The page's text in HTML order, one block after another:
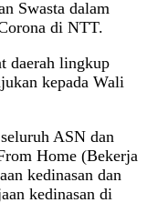
Swasta dalam
di NTT.
daerah lingkup
kepada Wali
ASN dan
Home (Bekerja
kedinasan dan
kedinasan di